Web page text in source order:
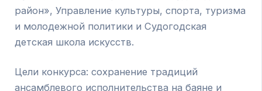
район», Управление культуры, спорта, туризма
и молодежной политики и Судогодская
детская школа искусств.
Цели конкурса: сохранение традиций
ансамблевого исполнительства на баяне и